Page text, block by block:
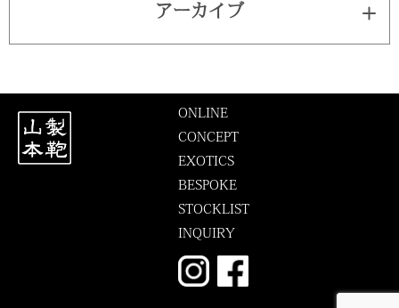
アーカイブ
ONLINE
CONCEPT
EXOTICS
BESPOKE
STOCKLIST
INQUIRY